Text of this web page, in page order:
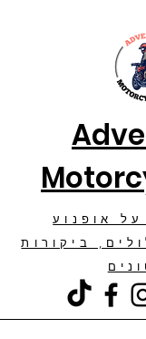
אופנוע
ביקורות